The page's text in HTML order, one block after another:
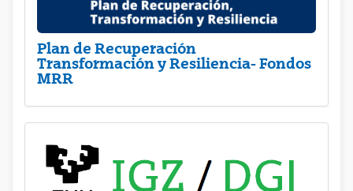
Plan de Recuperación
Transformación y Resiliencia- Fondos
MRR